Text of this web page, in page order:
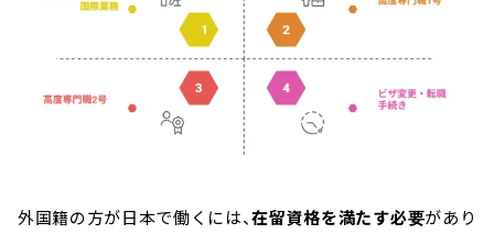
外国籍の方が日本で働くには、在留資格を満たす必要があり